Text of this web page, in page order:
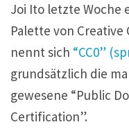
Joi Ito letzte Woche
Palette von Creative
nennt sich “CC0”
grundsätzlich die
gewesene “Public
Certification”.